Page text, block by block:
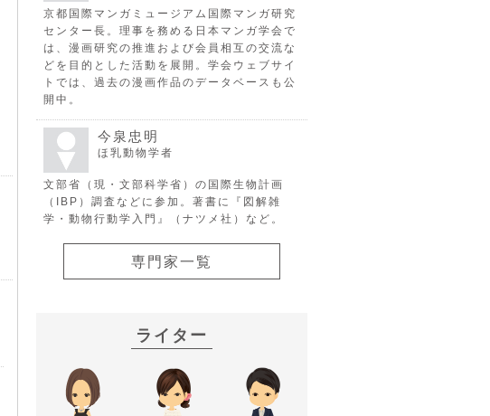
京都国際マンガミュージアム国際マンガ研究
センター長。理事を務める日本マンガ学会で
は、漫画研究の推進および会員相互の交流な
どを目的とした活動を展開。学会ウェブサイ
トでは、過去の漫画作品のデータベースも公
開中。
今泉忠明
ほ乳動物学者
文部省（現・文部科学省）の国際生物計画
（IBP）調査などに参加。著書に『図解雑
学・動物行動学入門』（ナツメ社）など。
専門家一覧
ライター